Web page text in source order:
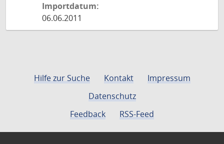
Importdatum:
06.06.2011
Hilfe zur Suche Kontakt
Impressum
Datenschutz
Feedback
RSS-Feed